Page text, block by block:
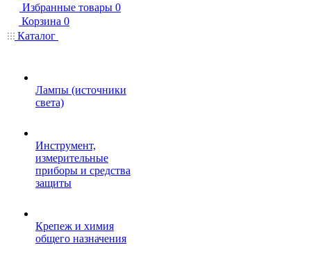
Избранные товары 0
Корзина 0
Каталог
Лампы (источники
света)
Инструмент,
измерительные
приборы и средства
защиты
Крепеж и химия
общего назначения